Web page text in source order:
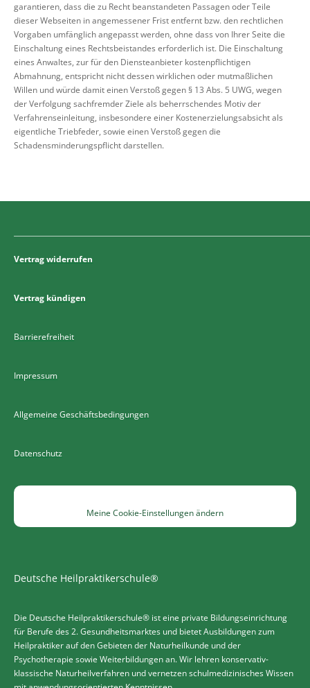
garantieren, dass die zu Recht beanstandeten Passagen oder Teile
dieser Webseiten in angemessener Frist entfernt bzw. den rechtlichen
Vorgaben umfänglich angepasst werden, ohne dass von Ihrer Seite die
Einschaltung eines Rechtsbeistandes erforderlich ist. Die Einschaltung
eines Anwaltes, zur für den Diensteanbieter kostenpflichtigen
Abmahnung, entspricht nicht dessen wirklichen oder mutmaßlichen
Willen und würde damit einen Verstoß gegen § 13 Abs. 5 UWG, wegen
der Verfolgung sachfremder Ziele als beherrschendes Motiv der
Verfahrenseinleitung, insbesondere einer Kostenerzielungsabsicht als
eigentliche Triebfeder, sowie einen Verstoß gegen die
Schadensminderungspflicht darstellen.
Vertrag widerrufen
Vertrag kündigen
Barrierefreiheit
Impressum
Allgemeine Geschäftsbedingungen
Datenschutz
Meine Cookie-Einstellungen ändern
Deutsche Heilpraktikerschule®
Die Deutsche Heilpraktikerschule® ist eine private Bildungseinrichtung
für Berufe des 2. Gesundheitsmarktes und bietet Ausbildungen zum
Heilpraktiker auf den Gebieten der Naturheilkunde und der
Psychotherapie sowie Weiterbildungen an. Wir lehren konservativ-
klassische Naturheilverfahren und vernetzen schulmedizinisches Wissen